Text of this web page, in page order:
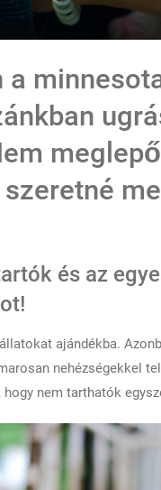
a
és az
ajándékba.
nehézségekkel
nem tarthatók